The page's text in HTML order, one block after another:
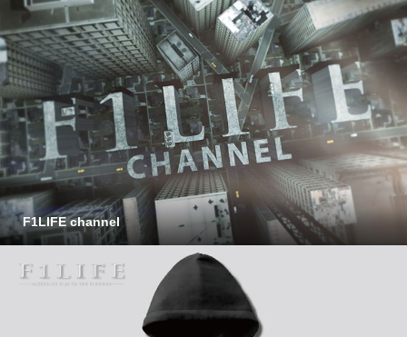
F1LIFE channel